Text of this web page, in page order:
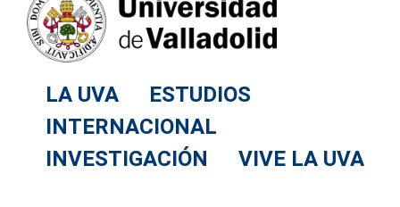
LA UVA
ESTUDIOS
INTERNACIONAL
INVESTIGACIÓN
VIVE LA UVA